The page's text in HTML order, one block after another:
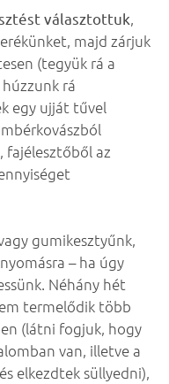
választottuk,
majd zárjuk
(tegyük rá a
rá
egy ujját tűvel
fajélesztőből az
gumikesztyűnk,
– ha úgy
Néhány hét
termelődik több
(látni fogjuk, hogy
van, illetve a
elkezdtek süllyedni),